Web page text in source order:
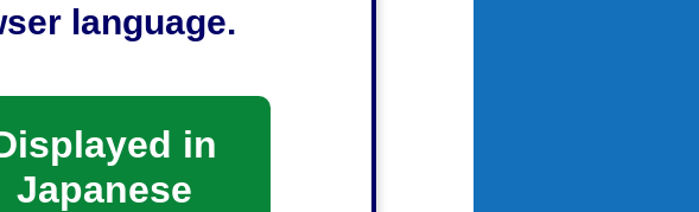
language.
in
Japanese
り入れのための歩道の切
承認が必要となります。